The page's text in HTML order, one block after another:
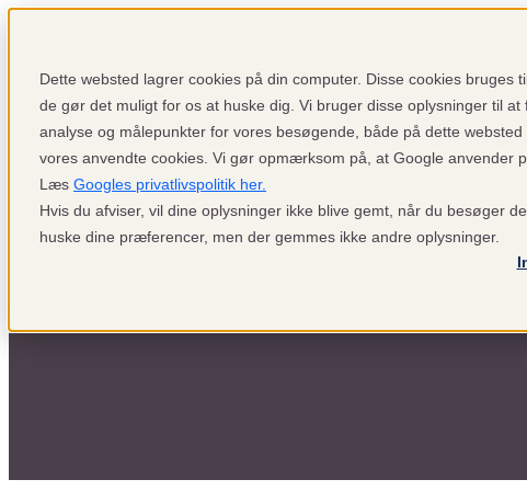
Dette websted lagrer cookies på din computer. Disse cookies
de gør det muligt for os at huske dig. Vi bruger disse oplysninger til
analyse og målepunkter for vores besøgende, både på dette
vores anvendte cookies. Vi gør opmærksom på, at Google anvender
Læs Googles privatlivspolitik her.
Hvis du afviser, vil dine oplysninger ikke blive gemt, når du besøger
huske dine præferencer, men der gemmes ikke andre oplysninger.
Sign up Login Show submenu for
Blog